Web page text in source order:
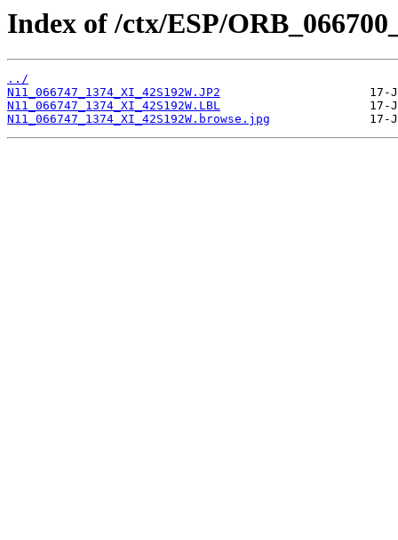
Index of /ctx/ESP/
../
N11_066747_1374_XI_42S192W.JP2
N11_066747_1374_XI_42S192W.LBL
N11_066747_1374_XI_42S192W.browse.jpg